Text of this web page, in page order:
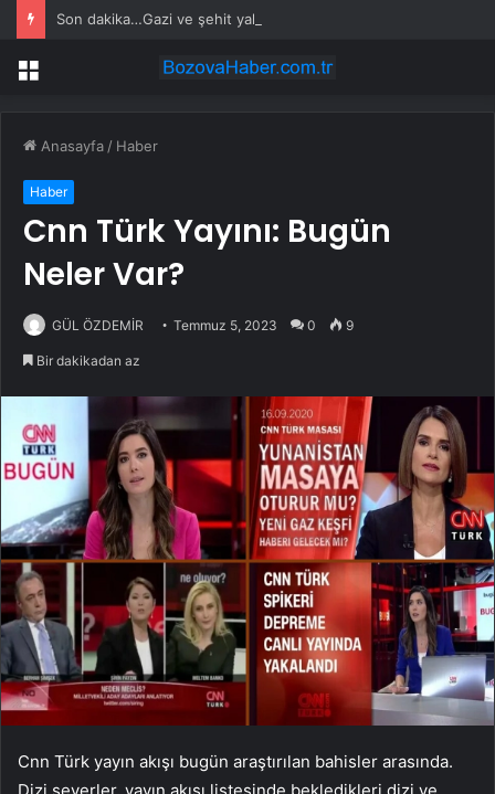
Menü
Anasayfa / Haber
Haber
Cnn Türk Yayını: Bugün
Neler Var?
GÜL ÖZDEMİR Temmuz 5, 2023 0 9
Bir dakikadan az
Cnn Türk yayın akışı bugün araştırılan bahisler arasında.
Dizi severler, yayın akışı listesinde bekledikleri dizi ve